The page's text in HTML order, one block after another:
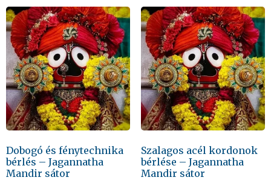
Dobogó és fénytechnika
bérlés – Jagannatha
Mandir sátor
Szalagos acél kordonok
bérlése – Jagannatha
Mandir sátor